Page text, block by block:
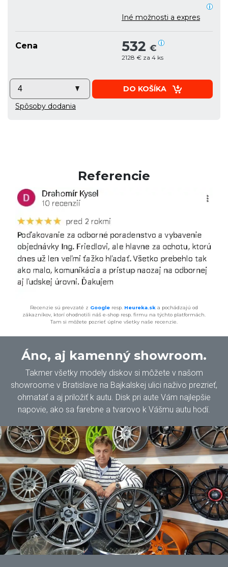
Iné možnosti a expres
Cena 532 €
2128 € za 4 ks
DO KOŠÍKA
Spôsoby dodania
Referencie
Recenzie sú prevzaté z Google resp. Heureka.sk a pochádzajú od
zákazníkov, ktorí ohodnotili náš e-shop resp. firmu na týchto platformách.
Tam si môžete pozrieť úplne všetky naše recenzie.
Áno, aj kamenný showroom.
Takmer všetky modely diskov si môžete v našom
showroome v Bratislave na Bajkalskej ulici naživo prezrieť,
ohmatať a aj priložiť k autu. Disk pri aute Vám najlepšie
napovie, ako sa farebne a tvarovo k Vášmu autu hodí.